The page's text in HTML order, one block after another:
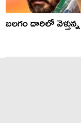
బలగం దారిలో